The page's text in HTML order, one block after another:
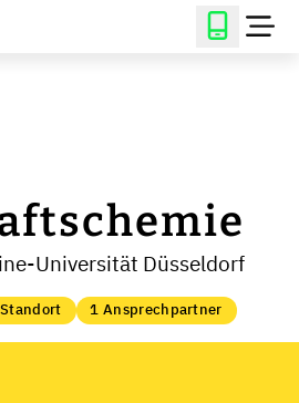
Universität Düsseldorf
1 Ansprechpartner